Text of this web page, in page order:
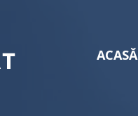
ACASĂ